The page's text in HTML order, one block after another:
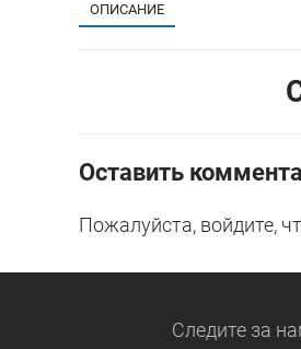
ОПИСАНИЕ
Оставить
Пожалуйста, войдите,
Следите за